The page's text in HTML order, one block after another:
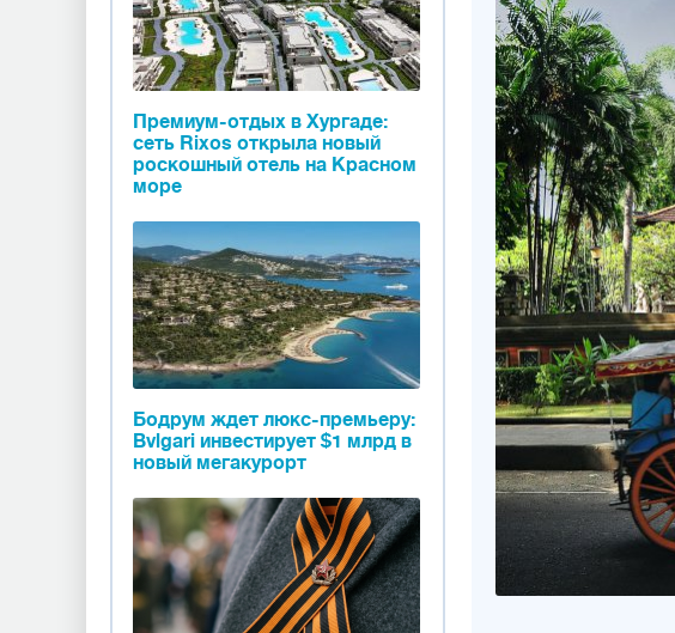
Премиум-отдых в Хургаде:
сеть Rixos открыла новый
роскошный отель на Красном
море
Бодрум ждет люкс-премьеру:
Bvlgari инвестирует $1 млрд в
новый мегакурорт